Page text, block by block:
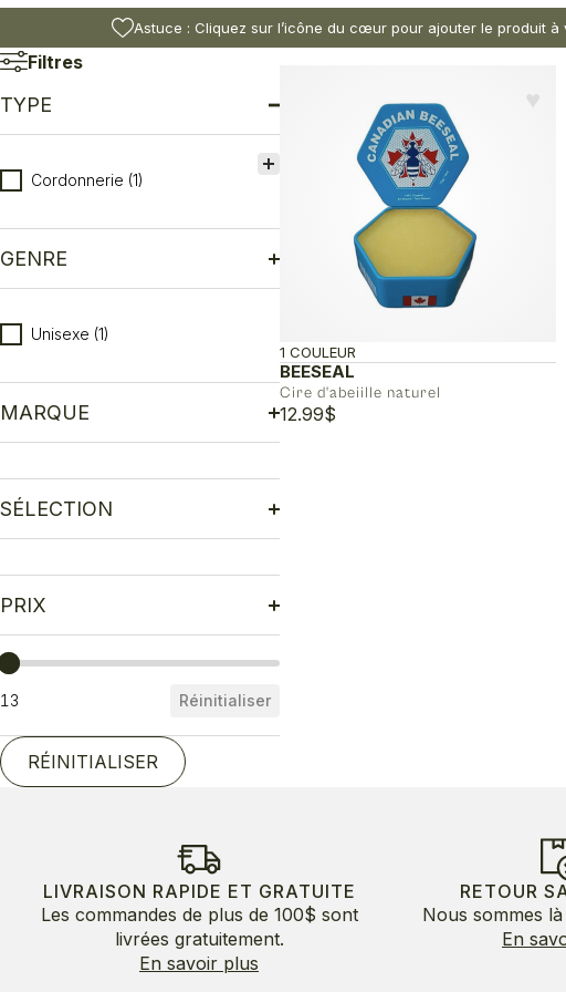
Astuce : Cliquez sur l’icône du cœur pour ajouter le produit
Filtres
TYPE
Type
Cordonnerie (1)
GENRE
Genre
Unisexe (1)
MARQUE
SÉLECTION
PRIX
Prix
13 Réinitialiser
RÉINITIALISER
♥︎
BEESEAL
Cire d'abeiille naturel
1 COULEUR
12.99$
LIVRAISON RAPIDE ET GRATUITE
Les commandes de plus de 100$ sont
livrées gratuitement.
En savoir plus
RETOUR
Nous sommes
En